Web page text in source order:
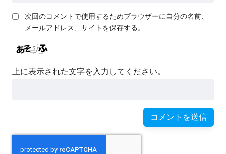
次回のコメントで使用するためブラウザーに自分の名前、
メールアドレス、サイトを保存する。
上に表示された文字を入力してください。